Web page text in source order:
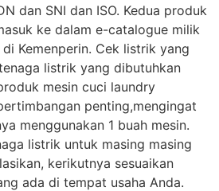
dan SNI dan ISO. Kedua produk
ke dalam e-catalogue milik
Kemenperin. Cek listrik yang
listrik yang dibutuhkan
mesin cuci laundry
penting,mengingat
menggunakan 1 buah mesin.
listrik untuk masing masing
kerikutnya sesuaikan
ada di tempat usaha Anda.